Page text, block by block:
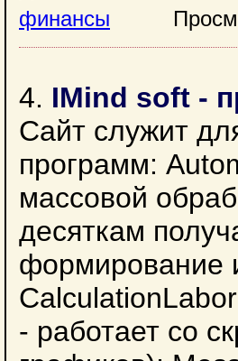
финансы
4. IMind soft -
Сайт служит
программ:
массовой
десяткам
формирование
- работает со